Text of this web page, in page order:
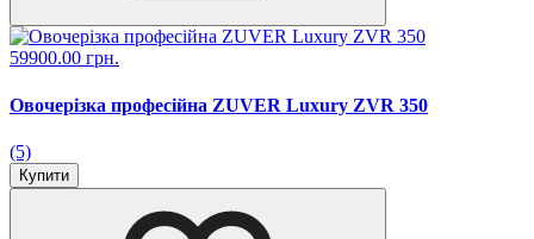
59900.00 грн.
Овочерізка професійна ZUVER Luxury ZVR 350
(5)
Купити